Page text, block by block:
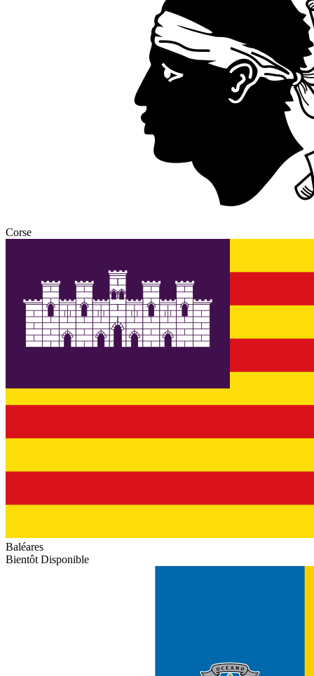
Corse
Baléares
Bientôt Disponible